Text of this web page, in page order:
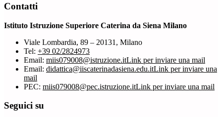
Contatti
Istituto Istruzione Superiore Caterina da Siena Milano
Viale Lombardia, 89 – 20131, Milano
Tel: +39 02/2824973
Email: miis079008@istruzione.itLink per inviare una mail
Email: didattica@iiscaterinadasiena.edu.itLink per inviare una
mail
PEC: miis079008@pec.istruzione.itLink per inviare una mail
Seguici su